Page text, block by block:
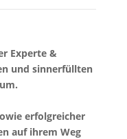
Experte &
und sinnerfüllten
erfolgreicher
auf ihrem Weg